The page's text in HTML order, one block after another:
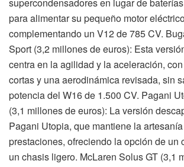
supercondensadores en lugar de
para alimentar su pequeño motor
complementando un V12 de 785 CV.
Sport (3,2 millones de euros): Esta
centra en la agilidad y la aceleración,
cortas y una aerodinámica revisada, sin
potencia del W16 de 1.500 CV. Pagani
(3,1 millones de euros): La versión
Pagani Utopia, que mantiene la
prestaciones, ofreciendo la opción de un
un chasis ligero. McLaren Solus GT (3,1